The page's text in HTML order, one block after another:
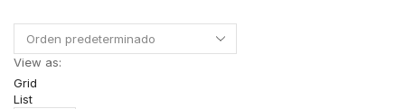
View as:
Grid
List